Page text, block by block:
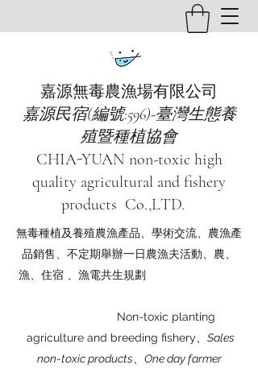
嘉源無毒農漁場有限公司
嘉源民宿(編號:596)-臺灣生態養
殖暨種植協會
CHIA-YUAN non-toxic high
quality agricultural and fishery
products Co.,LTD.
無毒種植及養殖農漁產品、學術交流、農漁產
品銷售、不定期舉辦一日農漁夫活動、農、
漁、住宿 、漁電共生規劃
Non-toxic planting
agriculture and breeding fishery 、Sales
non-toxic products、One day farmer